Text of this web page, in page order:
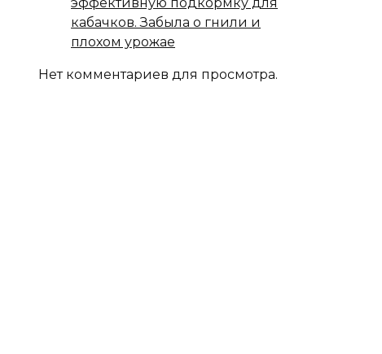
кабачков. Забыла о гнили и
плохом урожае
Нет комментариев для просмотра.